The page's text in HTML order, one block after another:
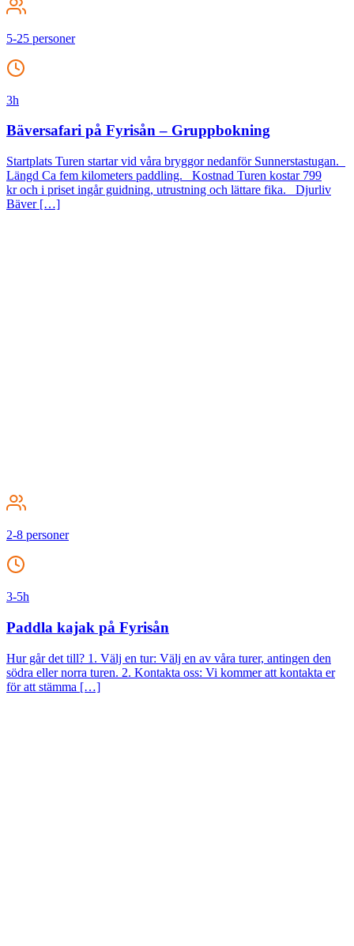
5-25 personer
3h
Bäversafari på Fyrisån – Gruppbokning
Startplats Turen startar vid våra bryggor nedanför Sunnerstastugan.
Längd Ca fem kilometers paddling. Kostnad Turen kostar 799
kr och i priset ingår guidning, utrustning och lättare fika. Djurliv
Bäver […]
2-8 personer
3-5h
Paddla kajak på Fyrisån
Hur går det till? 1. Välj en tur: Välj en av våra turer, antingen den
södra eller norra turen. 2. Kontakta oss: Vi kommer att kontakta er
för att stämma […]